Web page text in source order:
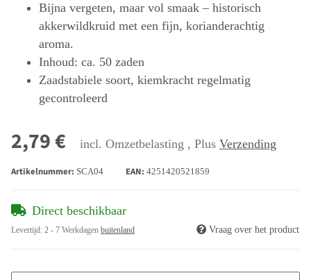
Bijna vergeten, maar vol smaak – historisch
akkerwildkruid met een fijn, korianderachtig
aroma.
Inhoud: ca. 50 zaden
Zaadstabiele soort, kiemkracht regelmatig
gecontroleerd
2,79 € incl. Omzetbelasting , Plus Verzending
Artikelnummer: SCA04 EAN: 4251420521859
Direct beschikbaar
Levertijd: 2 - 7 Werkdagen buitenland Vraag over het product